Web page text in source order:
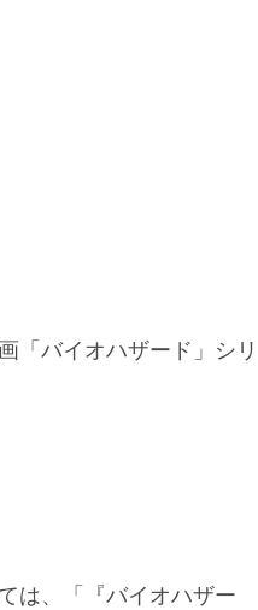
「バイオハザード」シリ
は、「『バイオハザー